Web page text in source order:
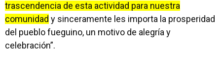
trascendencia de esta actividad para nuestra
comunidad y sinceramente les importa la prosperidad
del pueblo fueguino, un motivo de alegría y
celebración”.